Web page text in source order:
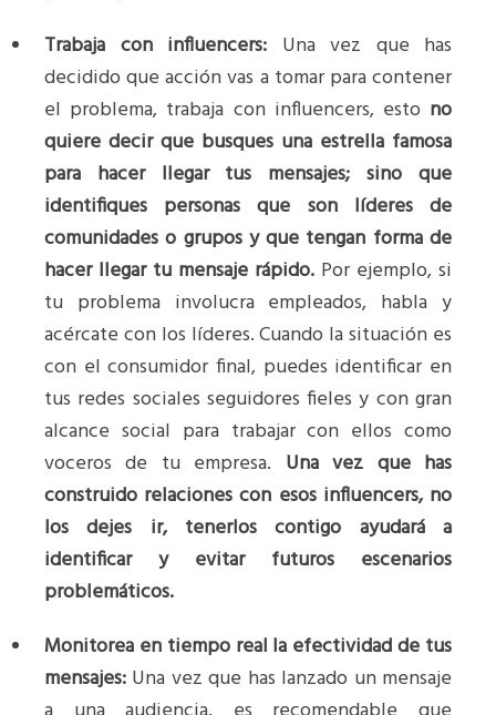
Trabaja con influencers: Una vez que has
decidido que acción vas a tomar para contener
el problema, trabaja con influencers, esto no
quiere decir que busques una estrella famosa
para hacer llegar tus mensajes; sino que
identifiques personas que son líderes de
comunidades o grupos y que tengan forma de
hacer llegar tu mensaje rápido. Por ejemplo, si
tu problema involucra empleados, habla y
acércate con los líderes. Cuando la situación es
con el consumidor final, puedes identificar en
tus redes sociales seguidores fieles y con gran
alcance social para trabajar con ellos como
voceros de tu empresa. Una vez que has
construido relaciones con esos influencers, no
los dejes ir, tenerlos contigo ayudará a
identificar y evitar futuros escenarios
problemáticos.
Monitorea en tiempo real la efectividad de tus
mensajes: Una vez que has lanzado un mensaje